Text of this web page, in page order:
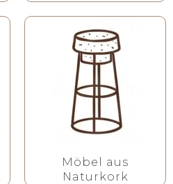
Möbel aus
Naturkork